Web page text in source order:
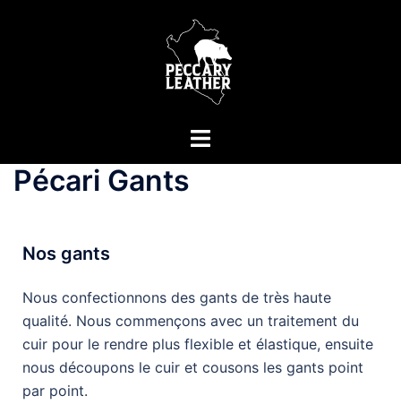
Pécari Gants
Nos gants
Nous confectionnons des gants de très haute
qualité. Nous commençons avec un traitement du
cuir pour le rendre plus flexible et élastique, ensuite
nous découpons le cuir et cousons les gants point
par point.